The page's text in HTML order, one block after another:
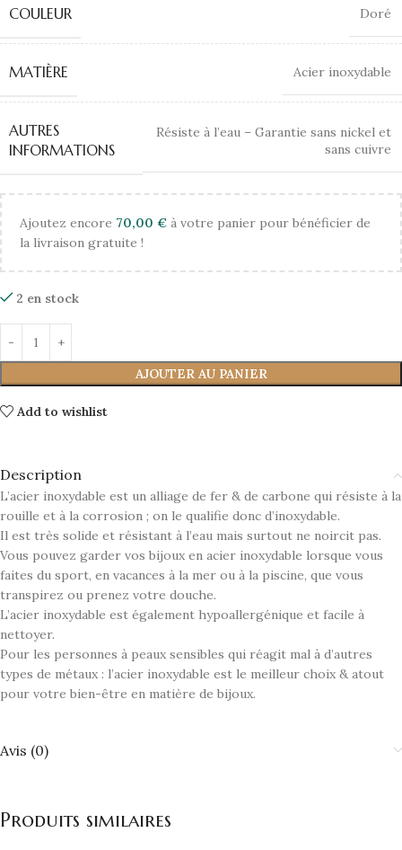
COULEUR Doré
MATIÈRE Acier inoxydable
AUTRES
INFORMATIONS
Résiste à l’eau – Garantie sans nickel et
sans cuivre
Ajoutez encore 70,00 € à votre panier pour bénéficier de
la livraison gratuite !
2 en stock
AJOUTER AU PANIER
Add to wishlist
Description
L’acier inoxydable est un alliage de fer & de carbone qui résiste à la
rouille et à la corrosion ; on le qualifie donc d’inoxydable.
Il est très solide et résistant à l’eau mais surtout ne noircit pas.
Vous pouvez garder vos bijoux en acier inoxydable lorsque vous
faites du sport, en vacances à la mer ou à la piscine, que vous
transpirez ou prenez votre douche.
L’acier inoxydable est également hypoallergénique et facile à
nettoyer.
Pour les personnes à peaux sensibles qui réagit mal à d’autres
types de métaux : l’acier inoxydable est le meilleur choix & atout
pour votre bien-être en matière de bijoux.
Avis (0)
Produits similaires